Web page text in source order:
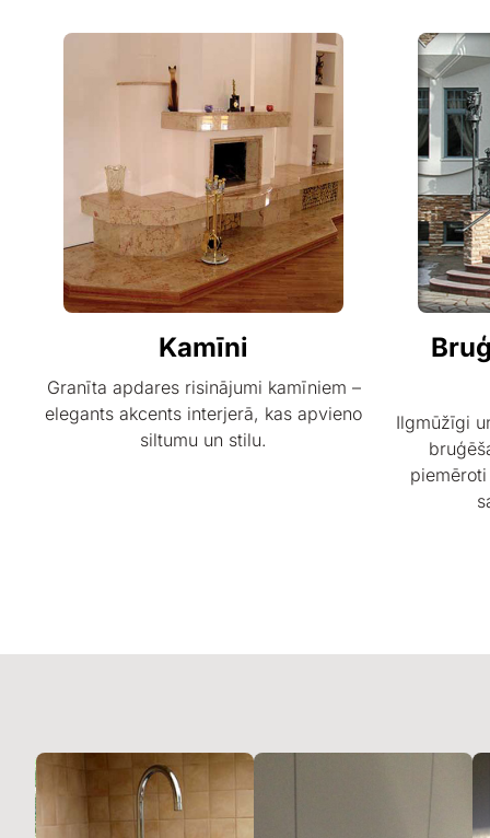
Kamīni
Granīta apdares risinājumi kamīniem –
elegants akcents interjerā, kas apvieno
siltumu un stilu.
Ilgmūžīgi